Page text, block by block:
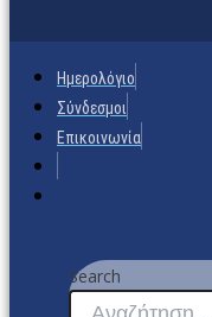
Ημερολόγιο
Σύνδεσμοι
Επικοινωνία
Search